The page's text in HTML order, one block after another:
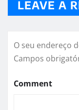
LEAVE A
O seu endereço
Campos
Comment